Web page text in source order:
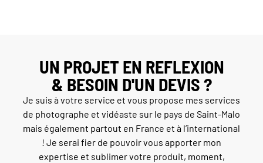
UN PROJET EN REFLEXION
& BESOIN D'UN DEVIS ?
Je suis à votre service et vous propose mes services
de photographe et vidéaste sur le pays de Saint-Malo
mais également partout en France et à l’international
! Je serai fier de pouvoir vous apporter mon
expertise et sublimer votre produit, moment,